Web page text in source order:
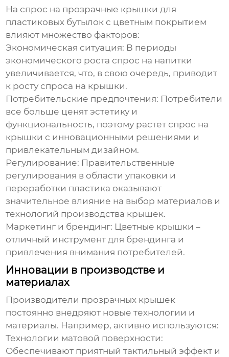
На спрос на прозрачные крышки для
пластиковых бутылок с цветным покрытием
влияют множество факторов:
Экономическая ситуация: В периоды
экономического роста спрос на напитки
увеличивается, что, в свою очередь, приводит
к росту спроса на крышки.
Потребительские предпочтения: Потребители
все больше ценят эстетику и
функциональность, поэтому растет спрос на
крышки с инновационными решениями и
привлекательным дизайном.
Регулирование: Правительственные
регулирования в области упаковки и
переработки пластика оказывают
значительное влияние на выбор материалов и
технологий производства крышек.
Маркетинг и брендинг: Цветные крышки –
отличный инструмент для брендинга и
привлечения внимания потребителей.
Инновации в производстве и
материалах
Производители прозрачных крышек
постоянно внедряют новые технологии и
материалы. Например, активно используются:
Технологии матовой поверхности:
Обеспечивают приятный тактильный эффект и